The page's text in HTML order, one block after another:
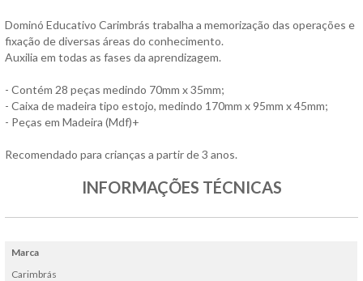
Dominó Educativo Carimbrás trabalha a memorização das operações e
fixação de diversas áreas do conhecimento.
Auxilia em todas as fases da aprendizagem.
- Contém 28 peças medindo 70mm x 35mm;
- Caixa de madeira tipo estojo, medindo 170mm x 95mm x 45mm;
- Peças em Madeira (Mdf)+
Recomendado para crianças a partir de 3 anos.
INFORMAÇÕES TÉCNICAS
Marca
Carimbrás